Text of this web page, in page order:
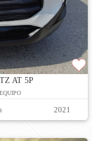
AT 5P
2021